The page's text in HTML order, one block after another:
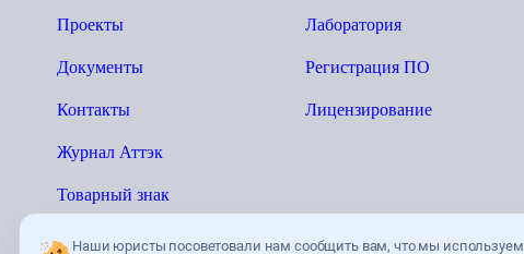
Наши юристы посоветовали нам сообщить вам, что мы используем
Проекты
Документы
Контакты
Журнал Аттэк
Товарный знак
Лаборатория
Регистрация ПО
Лицензирование